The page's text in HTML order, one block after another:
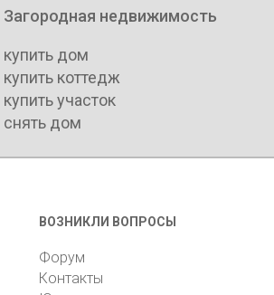
Загородная недвижимость
купить дом
купить коттедж
купить участок
снять дом
ВОЗНИКЛИ ВОПРОСЫ
Форум
Контакты